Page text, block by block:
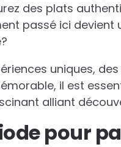
des plats
passé ici devient
uniques,
il est
alliant
pour